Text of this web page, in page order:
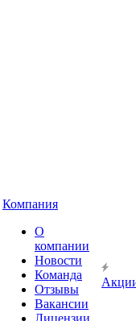
Компания
О
компании
Новости
Команда
Отзывы
Вакансии
Лицензии